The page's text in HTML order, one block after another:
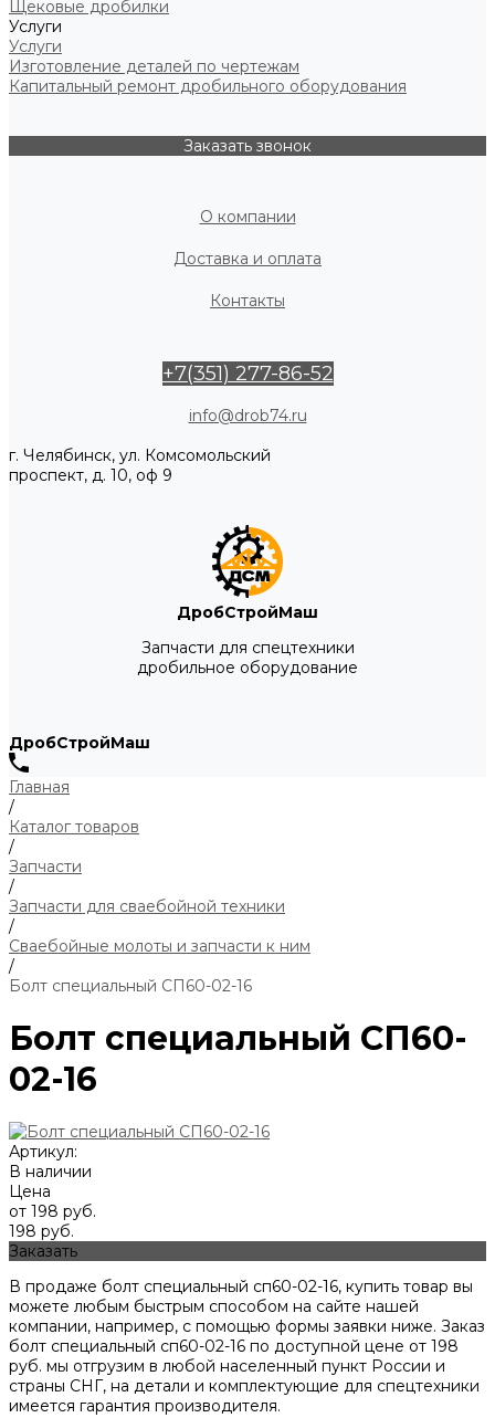
Щековые дробилки
Услуги
Услуги
Изготовление деталей по чертежам
Капитальный ремонт дробильного оборудования
Заказать звонок
О компании
Доставка и оплата
Контакты
+7(351) 277-86-52
info@drob74.ru
г. Челябинск, ул. Комсомольский
проспект, д. 10, оф 9
ДробСтройМаш
Запчасти для спецтехники
дробильное оборудование
ДробСтройМаш
Главная
/
Каталог товаров
/
Запчасти
/
Запчасти для сваебойной техники
/
Сваебойные молоты и запчасти к ним
/
Болт специальный СП60-02-16
Болт специальный СП60-
02-16
Артикул:
В наличии
Цена
от 198 руб.
198 руб.
Заказать
В продаже болт специальный сп60-02-16, купить товар вы
можете любым быстрым способом на сайте нашей
компании, например, с помощью формы заявки ниже. Заказ
болт специальный сп60-02-16 по доступной цене от 198
руб. мы отгрузим в любой населенный пункт России и
страны СНГ, на детали и комплектующие для спецтехники
имеется гарантия производителя.